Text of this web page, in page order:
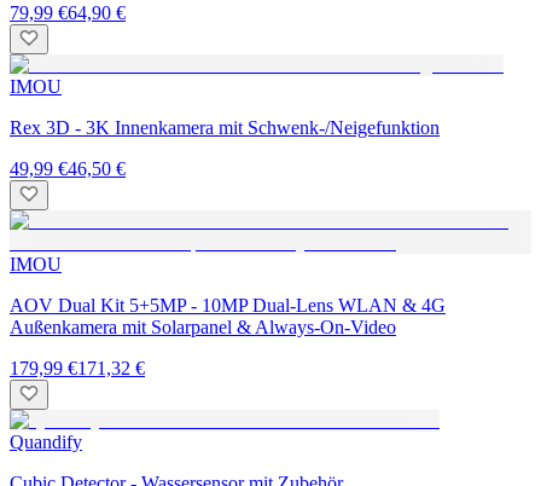
79,99 €64,90 €
IMOU
Rex 3D - 3K Innenkamera mit Schwenk-/Neigefunktion
49,99 €46,50 €
IMOU
AOV Dual Kit 5+5MP - 10MP Dual-Lens WLAN & 4G
Außenkamera mit Solarpanel & Always-On-Video
179,99 €171,32 €
Quandify